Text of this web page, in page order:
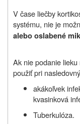
V čase liečby
systému, nie je
alebo oslabené
Ak nie podanie
použiť pri
akákoľvek
kvasinková
Tuberkulóza.